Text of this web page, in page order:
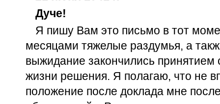
Дуче!
Я пишу Вам это письмо в тот
месяцами тяжелые раздумья, а
выжидание закончились принятием
жизни решения. Я полагаю, что не
положение после доклада мне